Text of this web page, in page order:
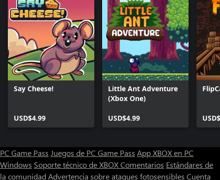
Say Cheese!
USD$4.99
Little Ant Adventure
(Xbox One)
USD$4.99
PC Game Pass Juegos de PC Game Pass App XBOX en PC
Windows Soporte técnico de XBOXComentarios Estándares de
la comunidad Advertencia sobre ataques fotosensibles Cuenta